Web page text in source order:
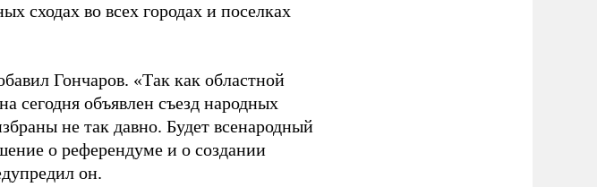
сходах во всех городах и поселках
Гончаров. «Так как областной
сегодня объявлен съезд народных
не так давно. Будет всенародный
о референдуме и о создании
он.